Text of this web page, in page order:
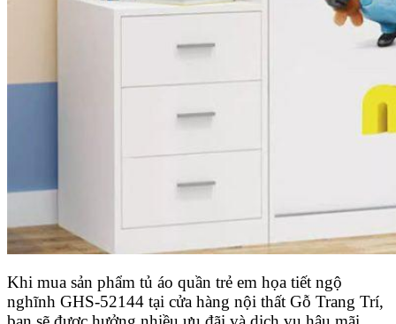
Khi mua sản phẩm tủ áo quần trẻ em họa tiết ngộ
nghĩnh GHS-52144 tại cửa hàng nội thất Gỗ Trang Trí,